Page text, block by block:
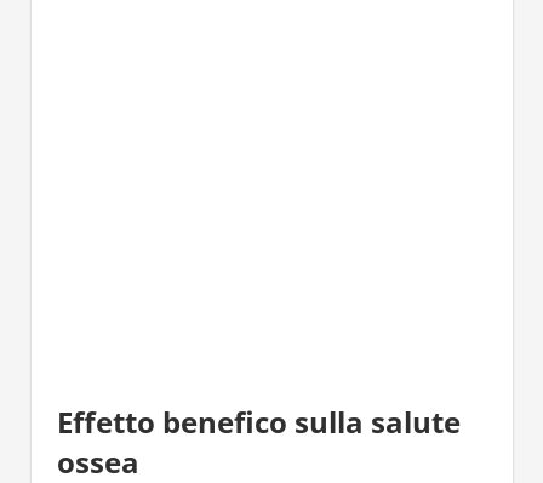
Effetto benefico sulla salute
ossea